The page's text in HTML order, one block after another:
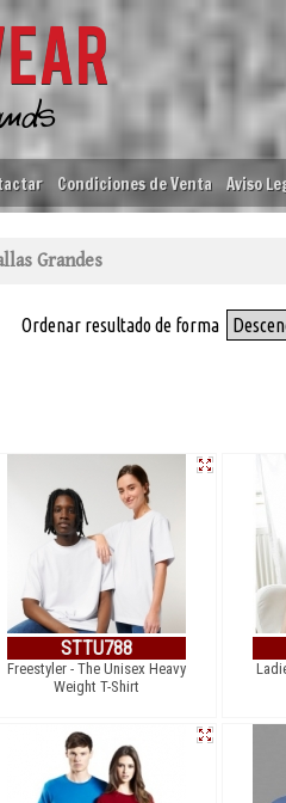
Condiciones de Venta Aviso
Grandes
Ordenar resultado de forma
STTU788
Freestyler - The Unisex Heavy
Weight T-Shirt